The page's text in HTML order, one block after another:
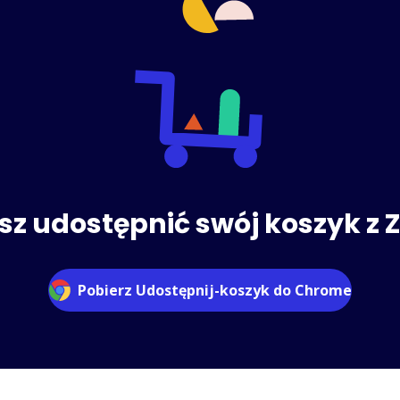
udostępnić swój koszyk z
Pobierz Udostępnij-koszyk do Chrome